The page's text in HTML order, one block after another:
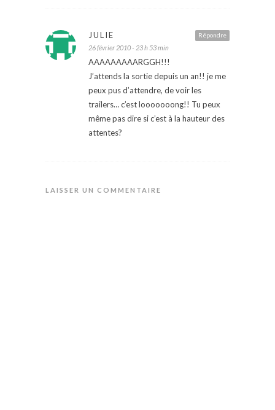
Répondre
JULIE
26 février 2010 - 23 h 53 min
AAAAAAAAARGGH!!!
J’attends la sortie depuis un an!! je me
peux pus d’attendre, de voir les
trailers… c’est looooooong!! Tu peux
même pas dire si c’est à la hauteur des
attentes?
LAISSER UN COMMENTAIRE